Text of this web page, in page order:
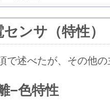
ンサ（特性）
で述べたが、その他
−色特性